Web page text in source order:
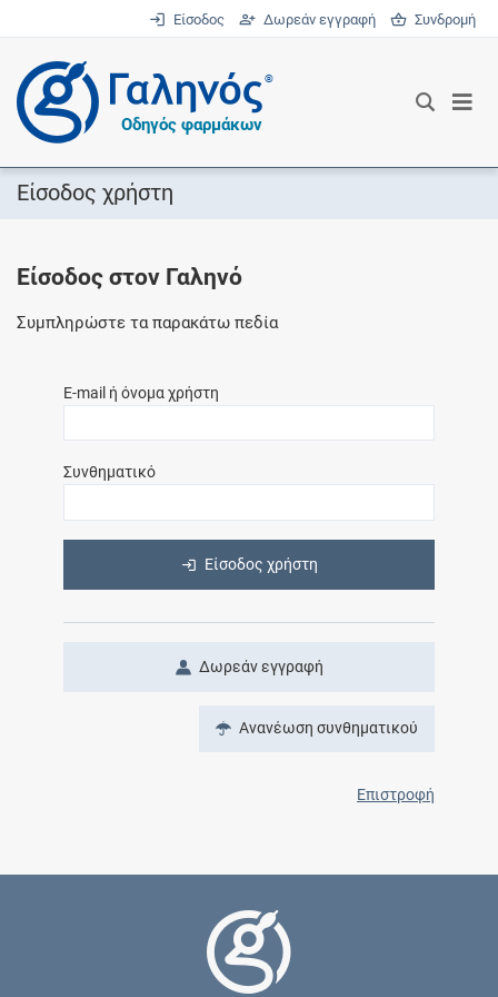
Είσοδος Δωρεάν εγγραφή Συνδρομή
®
Οδηγός φαρμάκων
Είσοδος χρήστη
Είσοδος στον Γαληνό
Συμπληρώστε τα παρακάτω πεδία
E-mail ή όνομα χρήστη
Συνθηματικό
Είσοδος χρήστη
Δωρεάν εγγραφή
Ανανέωση συνθηματικού
Επιστροφή